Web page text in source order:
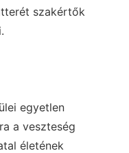
szakértők
egyetlen
a veszteség
életének